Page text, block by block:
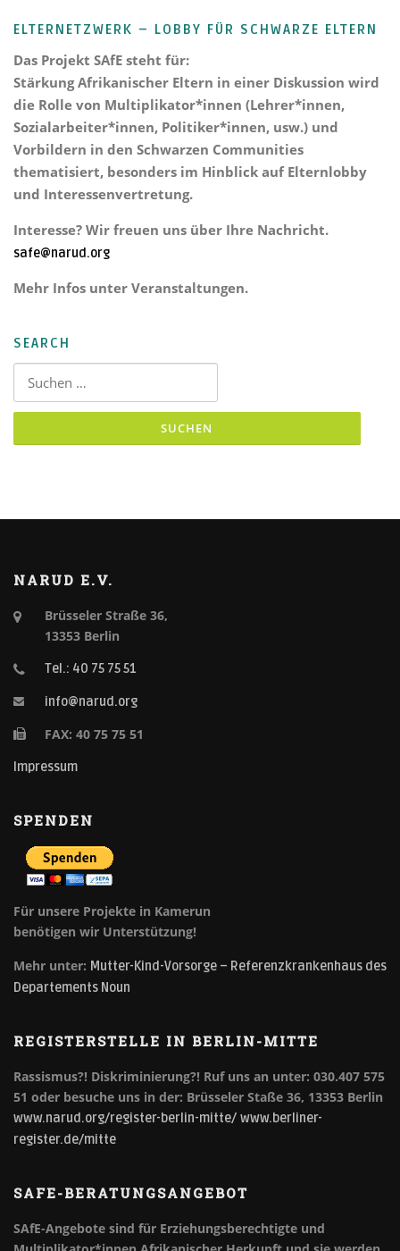
ELTERNETZWERK – LOBBY FÜR SCHWARZE ELTERN
Das Projekt SAfE steht für:
Stärkung Afrikanischer Eltern in einer Diskussion wird
die Rolle von Multiplikator*innen (Lehrer*innen,
Sozialarbeiter*innen, Politiker*innen, usw.) und
Vorbildern in den Schwarzen Communities
thematisiert, besonders im Hinblick auf Elternlobby
und Interessenvertretung.
Interesse? Wir freuen uns über Ihre Nachricht.
safe@narud.org
Mehr Infos unter Veranstaltungen.
SEARCH
Suchen nach:
NARUD E.V.
Brüsseler Straße 36,
13353 Berlin
Tel.: 40 75 75 51
info@narud.org
FAX: 40 75 75 51
Impressum
SPENDEN
Für unsere Projekte in Kamerun
benötigen wir Unterstützung!
Mehr unter: Mutter-Kind-Vorsorge – Referenzkrankenhaus des
Departements Noun
REGISTERSTELLE IN BERLIN-MITTE
Rassismus?! Diskriminierung?! Ruf uns an unter: 030.407 575
51 oder besuche uns in der: Brüsseler Staße 36, 13353 Berlin
www.narud.org/register-berlin-mitte/ www.berliner-
register.de/mitte
SAFE-BERATUNGSANGEBOT
SAfE-Angebote sind für Erziehungsberechtigte und